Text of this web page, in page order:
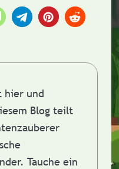
hier und
Blog teilt
Tauche ein